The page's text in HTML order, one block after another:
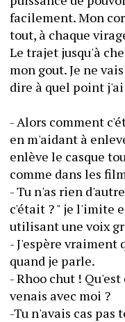
facilement. Mon
tout, à chaque
Le trajet jusqu'à
mon gout. Je ne
dire à quel point j'ai
- Alors comment
en m'aidant à
enlève le casque
comme dans les
- Tu n'as rien
c'était ? " je l'imite
utilisant une voix
- J'espère vraiment
quand je parle.
- Rhoo chut !
venais avec moi ?
-Tu n'avais cas pas